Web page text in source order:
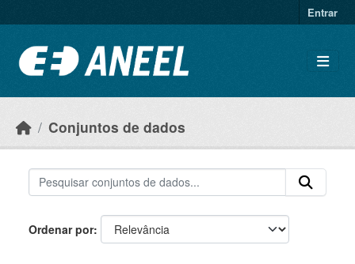
Entrar
Conjuntos de dados
Ordenar por